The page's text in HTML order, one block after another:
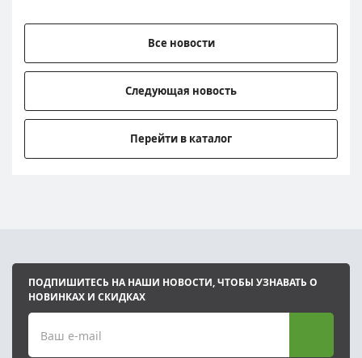
Все новости
Следующая новость
Перейти в каталог
ПОДПИШИТЕСЬ НА НАШИ НОВОСТИ, ЧТОБЫ УЗНАВАТЬ О
НОВИНКАХ И СКИДКАХ
Ваш e-mail